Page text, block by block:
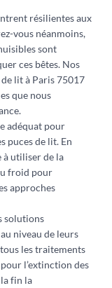
résilientes aux
vous néanmoins,
sont
ces bêtes. Nos
lit à Paris 75017
que nous
adéquat pour
puces de lit. En
utiliser de la
froid pour
approches
solutions
niveau de leurs
les traitements
l’extinction des
fin la